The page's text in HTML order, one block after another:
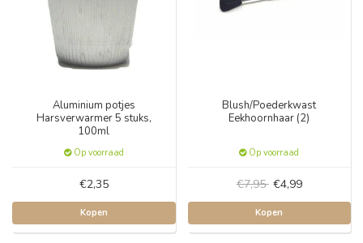
Aluminium potjes
Harsverwarmer 5 stuks,
100ml
Op voorraad
€2,35
Kopen
Blush/Poederkwast
Eekhoornhaar (2)
Op voorraad
€7,95 €4,99
Kopen